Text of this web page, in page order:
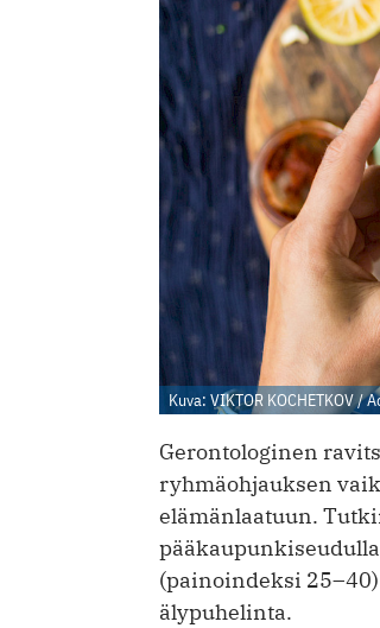
Kuva: VIKTOR KOCHETKOV /
Gerontologinen
ryhmäohjauksen
elämänlaatuun.
(painoindeksi
älypuhelinta.